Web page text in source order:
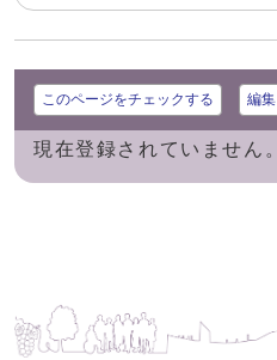
このページをチェックする 編集
現在登録されていません。